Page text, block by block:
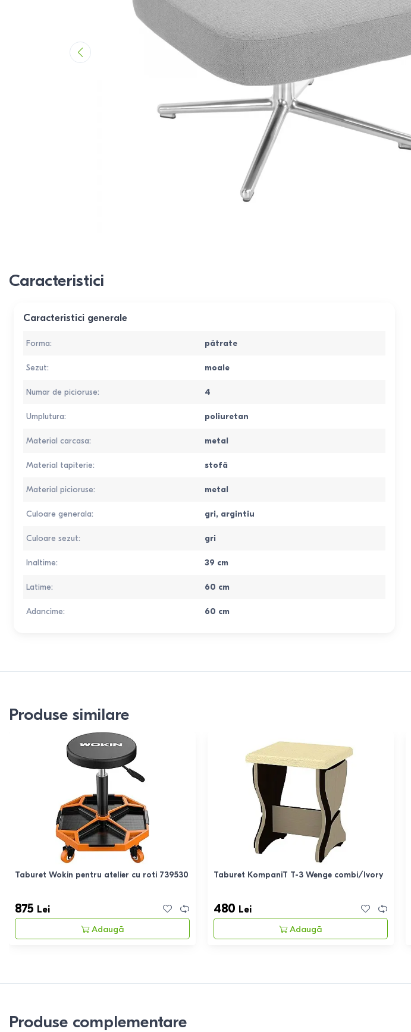
Caracteristici
Caracteristici generale
Forma: pătrate
Sezut: moale
Numar de picioruse: 4
Umplutura: poliuretan
Material carcasa: metal
Material tapiterie: stofă
Material picioruse: metal
Culoare generala: gri, argintiu
Culoare sezut: gri
Inaltime: 39 cm
Latime: 60 cm
Adancime: 60 cm
Produse similare
Taburet Wokin pentru atelier cu roti 739530
875 Lei
Adaugă
Taburet KompaniT T-3 Wenge combi/Ivory
480 Lei
Adaugă
Produse complementare